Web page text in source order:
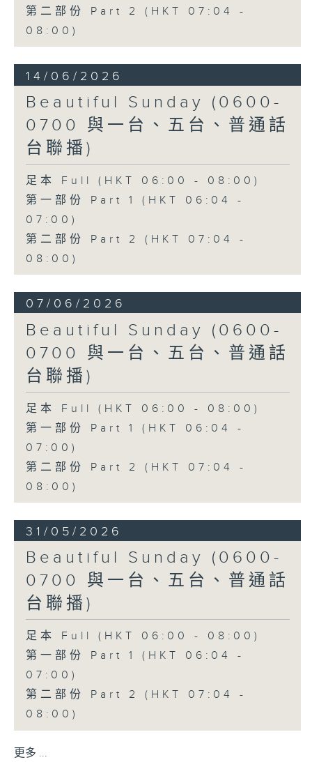
第二部份 Part 2 (HKT 07:04 -
08:00)
14/06/2026
Beautiful Sunday (0600-
0700 與一台、五台、普通話
台聯播)
足本 Full (HKT 06:00 - 08:00)
第一部份 Part 1 (HKT 06:04 -
07:00)
第二部份 Part 2 (HKT 07:04 -
08:00)
07/06/2026
Beautiful Sunday (0600-
0700 與一台、五台、普通話
台聯播)
足本 Full (HKT 06:00 - 08:00)
第一部份 Part 1 (HKT 06:04 -
07:00)
第二部份 Part 2 (HKT 07:04 -
08:00)
31/05/2026
Beautiful Sunday (0600-
0700 與一台、五台、普通話
台聯播)
足本 Full (HKT 06:00 - 08:00)
第一部份 Part 1 (HKT 06:04 -
07:00)
第二部份 Part 2 (HKT 07:04 -
08:00)
更多 ...